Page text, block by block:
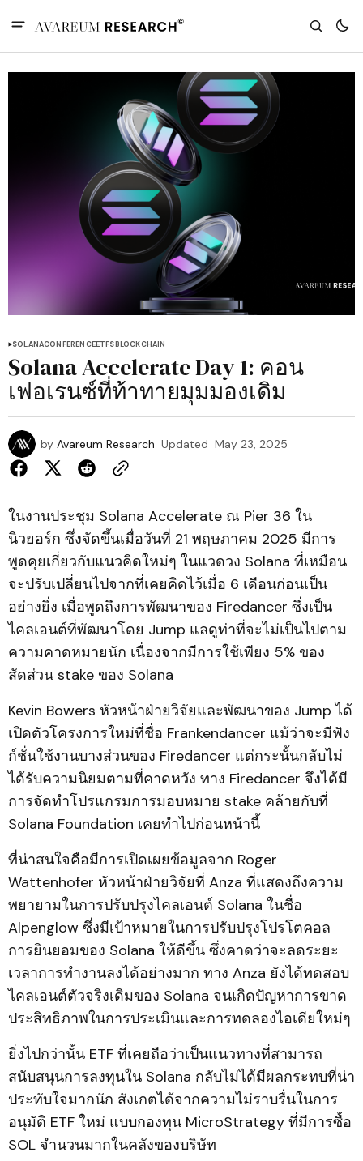
SOLANACONFERENCEETFSBLOCKCHAIN
Solana Accelerate Day 1: คอน
เฟอเรนซ์ที่ท้าทายมุมมองเดิม
by Avareum Research Updated May 23, 2025
ในงานประชุม Solana Accelerate ณ Pier 36 ใน
นิวยอร์ก ซึ่งจัดขึ้นเมื่อวันที่ 21 พฤษภาคม 2025 มีการ
พูดคุยเกี่ยวกับแนวคิดใหม่ๆ ในแวดวง Solana ที่เหมือน
จะปรับเปลี่ยนไปจากที่เคยคิดไว้เมื่อ 6 เดือนก่อนเป็น
อย่างยิ่ง เมื่อพูดถึงการพัฒนาของ Firedancer ซึ่งเป็น
ไคลเอนต์ที่พัฒนาโดย Jump แลดูท่าที่จะไม่เป็นไปตาม
ความคาดหมายนัก เนื่องจากมีการใช้เพียง 5% ของ
สัดส่วน stake ของ Solana
Kevin Bowers หัวหน้าฝ่ายวิจัยและพัฒนาของ Jump ได้
เปิดตัวโครงการใหม่ที่ชื่อ Frankendancer แม้ว่าจะมีฟัง
ก์ชั่นใช้งานบางส่วนของ Firedancer แต่กระนั้นกลับไม่
ได้รับความนิยมตามที่คาดหวัง ทาง Firedancer จึงได้มี
การจัดทำโปรแกรมการมอบหมาย stake คล้ายกับที่
Solana Foundation เคยทำไปก่อนหน้านี้
ที่น่าสนใจคือมีการเปิดเผยข้อมูลจาก Roger
Wattenhofer หัวหน้าฝ่ายวิจัยที่ Anza ที่แสดงถึงความ
พยายามในการปรับปรุงไคลเอนต์ Solana ในชื่อ
Alpenglow ซึ่งมีเป้าหมายในการปรับปรุงโปรโตคอล
การยินยอมของ Solana ให้ดีขึ้น ซึ่งคาดว่าจะลดระยะ
เวลาการทำงานลงได้อย่างมาก ทาง Anza ยังได้ทดสอบ
ไคลเอนต์ตัวจริงเดิมของ Solana จนเกิดปัญหาการขาด
ประสิทธิภาพในการประเมินและการทดลองไอเดียใหม่ๆ
ยิ่งไปกว่านั้น ETF ที่เคยถือว่าเป็นแนวทางที่สามารถ
สนับสนุนการลงทุนใน Solana กลับไม่ได้มีผลกระทบที่น่า
ประทับใจมากนัก สังเกตได้จากความไม่ราบรื่นในการ
อนุมัติ ETF ใหม่ แบบกองทุน MicroStrategy ที่มีการซื้อ
SOL จำนวนมากในคลังของบริษัท